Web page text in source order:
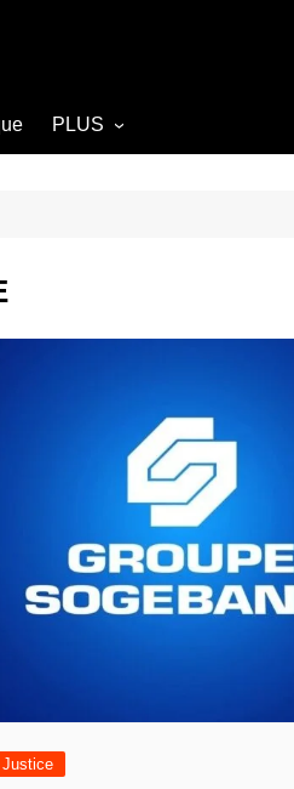
PLUS
Agriculture
Justice